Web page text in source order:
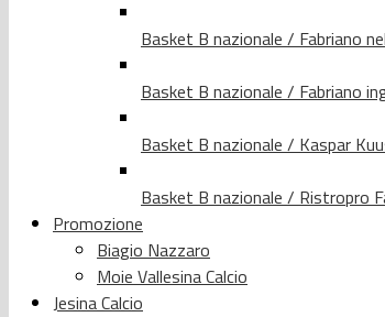
Basket B nazionale / Fabriano
Basket B nazionale / Fabriano
Basket B nazionale / Kaspar
Basket B nazionale / Ristropro
Promozione
Biagio Nazzaro
Moie Vallesina Calcio
Jesina Calcio